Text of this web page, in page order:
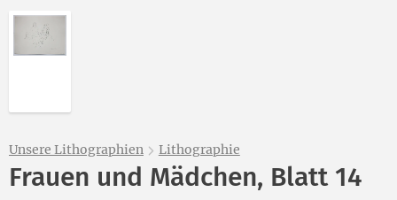
Unsere Lithographien Lithographie
Frauen und Mädchen, Blatt 14
Abbildung 2 von „Frauen und Mädchen, Blatt 14“